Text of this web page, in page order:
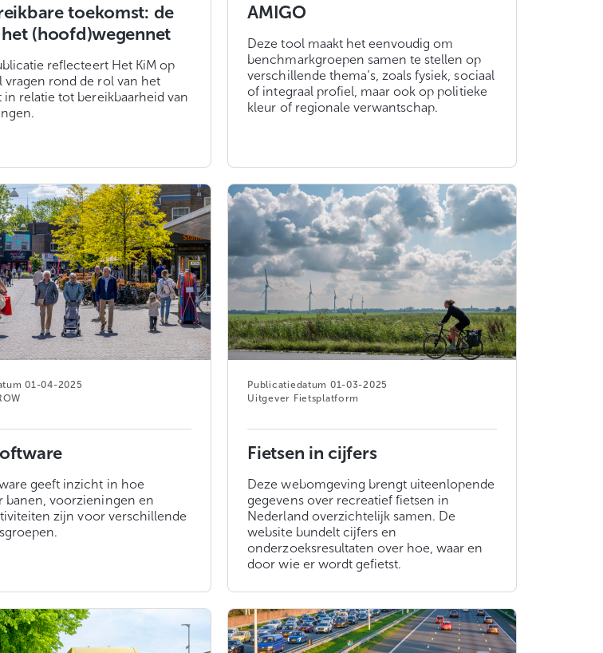
toekomst: de
(hoofd)wegennet
reflecteert Het KiM op
vragen rond de rol van het
relatie tot bereikbaarheid van
AMIGO
Deze tool maakt het eenvoudig om
benchmarkgroepen samen te stellen op
verschillende thema’s, zoals fysiek, sociaal
of integraal profiel, maar ook op politieke
kleur of regionale verwantschap.
01-04-2025
geeft inzicht in hoe
banen, voorzieningen en
zijn voor verschillende
01-03-2025
Fietsplatform
Fietsen in cijfers
Deze webomgeving brengt uiteenlopende
gegevens over recreatief fietsen in
Nederland overzichtelijk samen. De
website bundelt cijfers en
onderzoeksresultaten over hoe, waar en
door wie er wordt gefietst.